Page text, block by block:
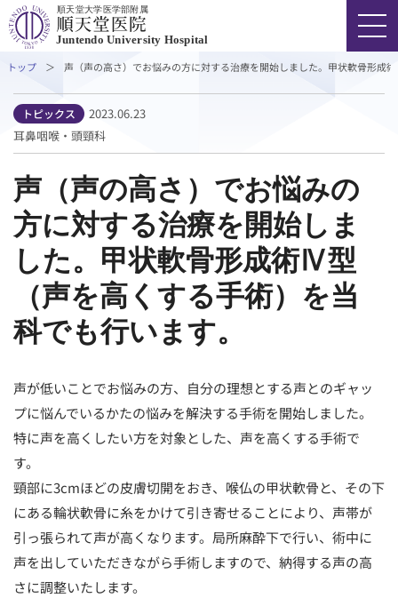
順天堂大学医学部附属
Juntendo University Hospital
トップ 声（声の高さ）でお悩みの方に対する治療を開始しました。甲状軟骨形成
トピックス
2023.06.23
耳鼻咽喉・頭頸科
声（声の高さ）でお悩みの
方に対する治療を開始しま
した。甲状軟骨形成術Ⅳ型
（声を高くする手術）を当
科でも行います。
声が低いことでお悩みの方、自分の理想とする声とのギャッ
プに悩んでいるかたの悩みを解決する手術を開始しました。
特に声を高くしたい方を対象とした、声を高くする手術で
す。
頸部に3cmほどの皮膚切開をおき、喉仏の甲状軟骨と、その下
にある輪状軟骨に糸をかけて引き寄せることにより、声帯が
引っ張られて声が高くなります。局所麻酔下で行い、術中に
声を出していただきながら手術しますので、納得する声の高
さに調整いたします。
FONT SIZE
03-3813-3111 代表
外来受診の方
入院・ご面会の方
診療科・部門
医療関係者の方
順天堂医院について
医院TIMES
研修・入局 採用情報